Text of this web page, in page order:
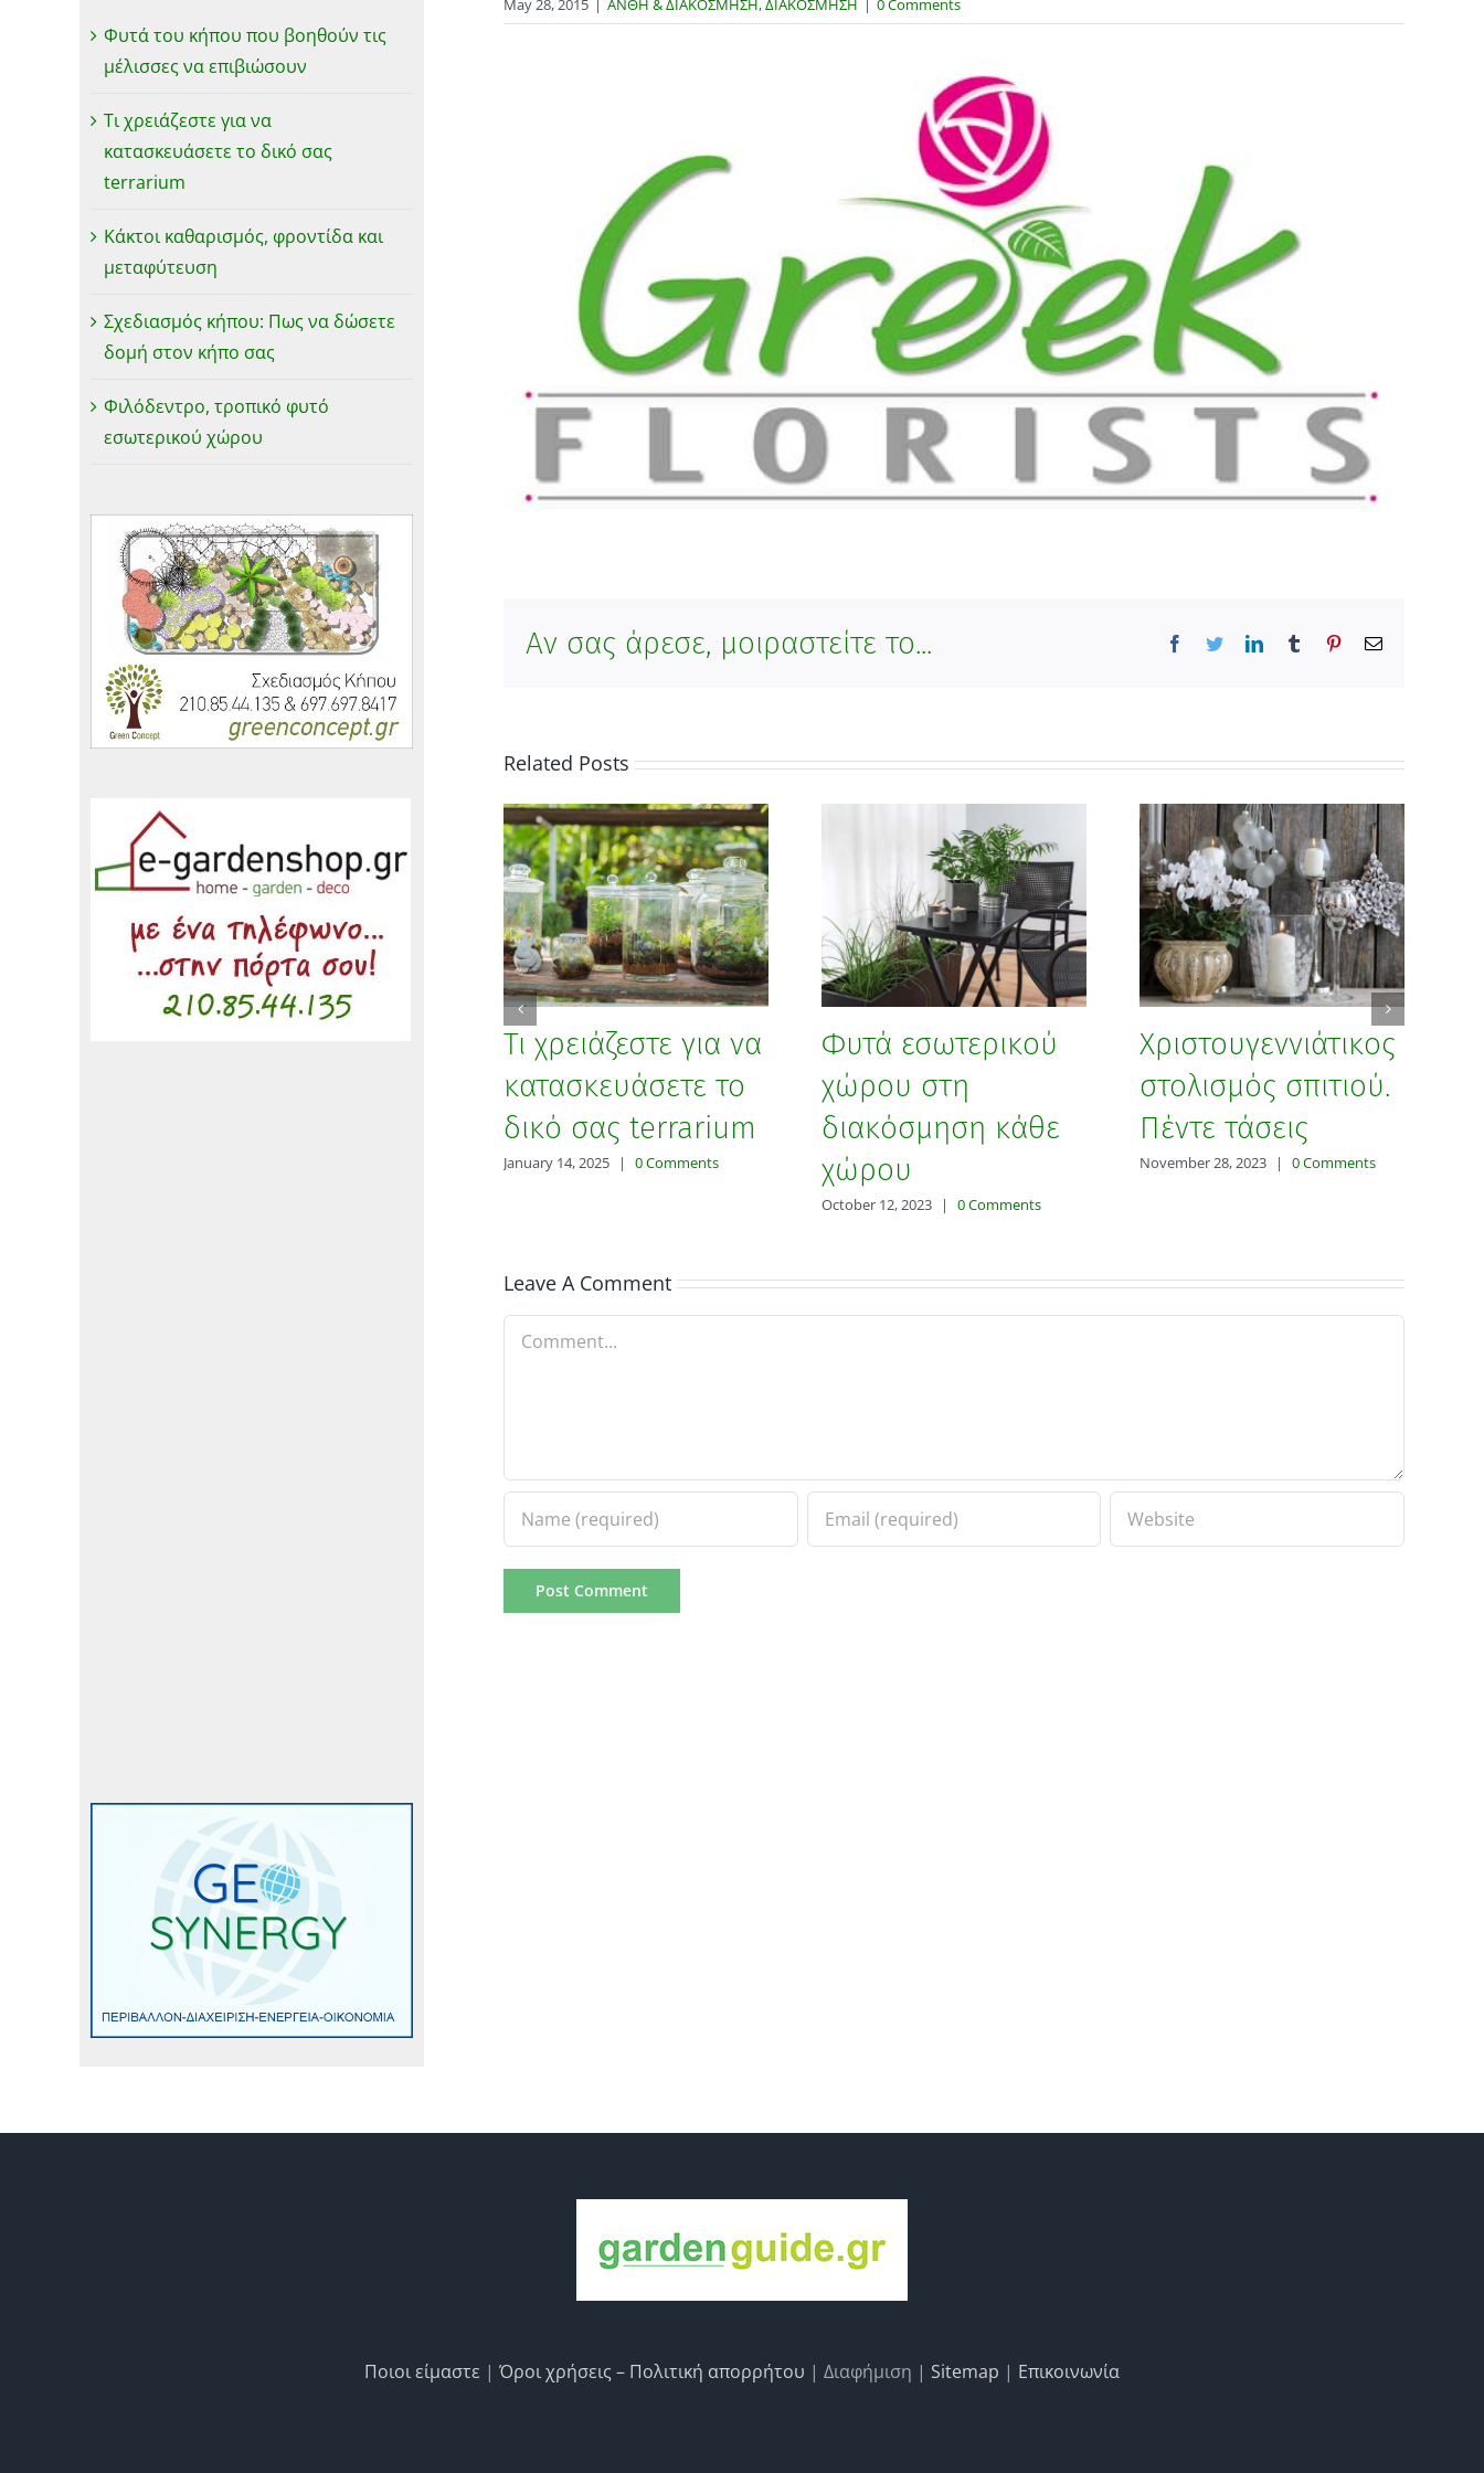
May 28, 2015 | ΑΝΘΗ & ΔΙΑΚΟΣΜΗΣΗ,ΔΙΑΚΟΣΜΗΣΗ | 0 Comments
Αν σας άρεσε, μοιραστείτε το... Facebook
TwitterLinkedInTumblr PinterestEmail
Related Posts
Τι χρειάζεστε για να
κατασκευάσετε το
δικό σας terrarium
January 14, 2025 | 0 Comments
Φυτά εσωτερικού
χώρου στη
διακόσμηση κάθε
χώρου
October 12, 2023 | 0 Comments
Χριστουγεννιάτικος
στολισμός σπιτιού.
Πέντε τάσεις
November 28, 2023 | 0 Comments
Leave A Comment
Comment
Φυτά του κήπου που βοηθούν τις
μέλισσες να επιβιώσουν
Τι χρειάζεστε για να
κατασκευάσετε το δικό σας
terrarium
Κάκτοι καθαρισμός, φροντίδα και
μεταφύτευση
Σχεδιασμός κήπου: Πως να δώσετε
δομή στον κήπο σας
Φιλόδεντρο, τροπικό φυτό
εσωτερικού χώρου
Ποιοι είμαστε | Όροι χρήσεις – Πολιτική απορρήτου | Διαφήμιση | Sitemap | Επικοινωνία